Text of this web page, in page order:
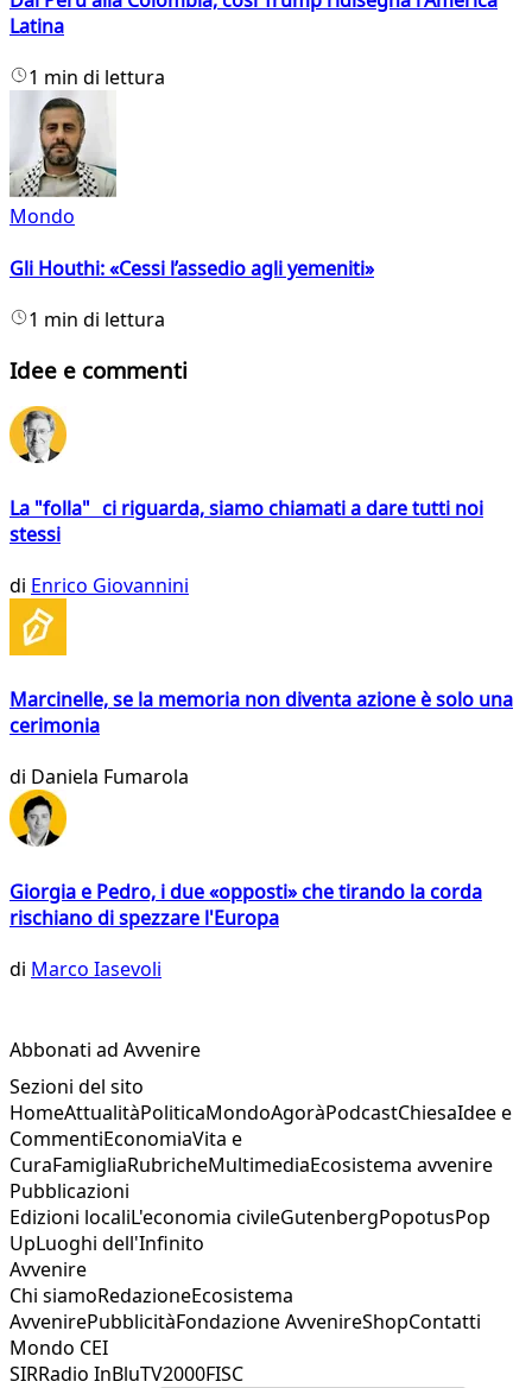
Latina
1 min di lettura
Mondo
Gli Houthi: «Cessi l’assedio agli yemeniti»
1 min di lettura
Idee e commenti
La "folla" ci riguarda, siamo chiamati a dare tutti noi
stessi
di Enrico Giovannini
Marcinelle, se la memoria non diventa azione è solo una
cerimonia
di Daniela Fumarola
Giorgia e Pedro, i due «opposti» che tirando la corda
rischiano di spezzare l'Europa
di Marco Iasevoli
Abbonati ad Avvenire
Sezioni del sito
HomeAttualitàPoliticaMondoAgoràPodcastChiesaIdee e
CommentiEconomiaVita e
CuraFamigliaRubricheMultimediaEcosistema avvenire
Pubblicazioni
Edizioni localiL'economia civileGutenbergPopotusPop
UpLuoghi dell'Infinito
Avvenire
Chi siamoRedazioneEcosistema
AvvenirePubblicitàFondazione AvvenireShopContatti
Mondo CEI
SIRRadio InBluTV2000FISC